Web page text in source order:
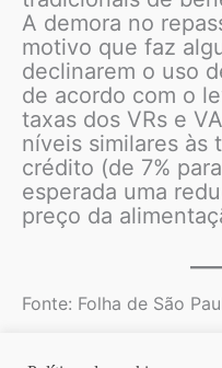
A demora no
motivo que faz
declinarem o uso
de acordo com o
taxas dos VRs e
níveis similares às
crédito (de 7%
esperada uma
preço da
Fonte: Folha de São